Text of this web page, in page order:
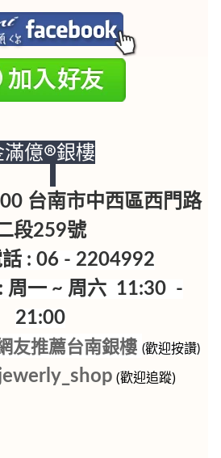
滿億®銀樓
台南市中西區西門路
段259號
話 : 06 - 2204992
周一 ~ 周六 11:30 -
21:00
友推薦台南銀樓 (歡迎按讚)
(歡迎追蹤)